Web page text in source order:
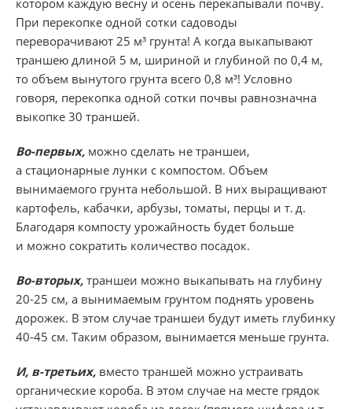
При перекопке одной сотки садоводы
переворачивают 25 м³ грунта! А когда выкапывают
траншею длиной 5 м, шириной и глубиной по 0,4 м,
то объем вынутого грунта всего 0,8 м³! Условно
говоря, перекопка одной сотки почвы равнозначна
выкопке 30 траншей.
Во-первых, можно сделать не траншеи,
а стационарные лунки с компостом. Объем
вынимаемого грунта небольшой. В них выращивают
картофель, кабачки, арбузы, томаты, перцы и т. д.
Благодаря компосту урожайность будет больше
и можно сократить количество посадок.
Во-вторых, траншеи можно выкапывать на глубину
20-25 см, а вынимаемым грунтом поднять уровень
дорожек. В этом случае траншеи будут иметь глубинку
40-45 см. Таким образом, вынимается меньше грунта.
И, в-третьих, вместо траншей можно устраивать
органические короба. В этом случае на месте грядок